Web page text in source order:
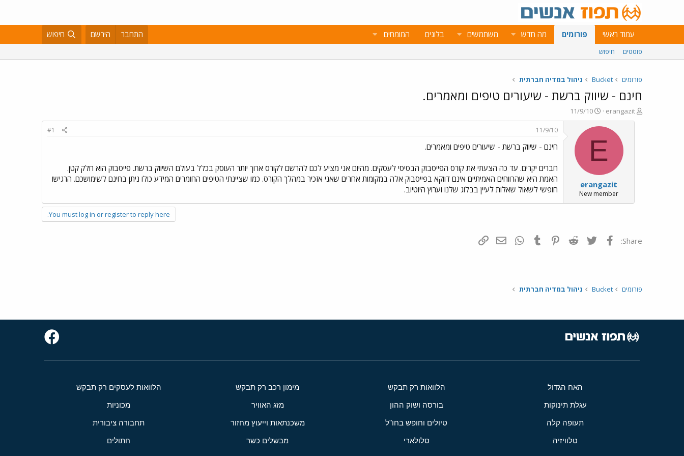
עמוד ראשי פורומים מה חדש משתמשים בלוגים המומחים התחבר הירשם חיפוש
פוסטים חיפוש
פורומים Bucket ניהול במדיה חברתית
חינם - שיווק ברשת - שיעורים טיפים ומאמרים.
פ
ו
erangazit
פ
ו
ר
א
ר
ך
11/9/10
E
erangazit
New member
11/9/10
#1
חינם - שיווק ברשת - שיעורים טיפים ומאמרים.
חברים יקרים. עד כה הצעתי את קורס הפייסבוק הבסיסי לעסקים. מהיום אני מציע לכם להרשם לקורס ארוך יותר העוסק בכלל בעולם השיווק ברשת. פייסבוק הוא חלק קטן.
האמת היא שהרווחים האמיתיים אינם דווקא בפייסבוק אלה במקומות אחרים שאני אזכיר במהלך הקורס. כמו שציינתי הטיפים החומרים המידע כולו ניתן בחינם לשימושכם. הרגישו
חופשי לשאול שאלות לעיין בבלוג שלנו וערוץ היוטיוב.
You must log in or register to reply here.
Share: פייסבוק Twitter
Reddit
Pinterest
Tumblr
WhatsAppדואר אלקטרוני
פורומים Bucket ניהול במדיה חברתית
האח הגדול הלוואות רק תבקש מימון רכב רק תבקש הלוואות לעסקים רק תבקש
עגלת תינוקות בורסה ושוק ההון מזג האוויר מכוניות
תעופה קלה טיולים וחופש בחו"ל משכנתאות וייעוץ מחזור תחבורה ציבורית
טלוויזיה סלולארי מבשלים כשר חתולים